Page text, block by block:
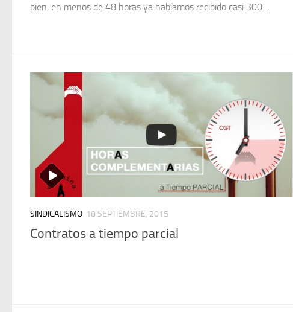
bien, en menos de 48 horas ya habíamos recibido casi 300...
SINDICALISMO 18 SEPTIEMBRE, 2015
Contratos a tiempo parcial